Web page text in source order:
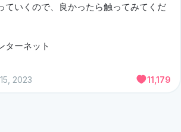
ていくので、良かったら触ってみてくだ
2023 11,179